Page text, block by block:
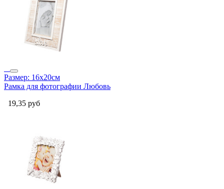
Размер: 16x20см
Рамка для фотографии Любовь
19,35 руб